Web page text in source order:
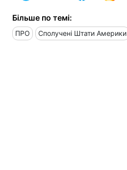
Більше по темі:
ПРО Сполучені Штати Америки